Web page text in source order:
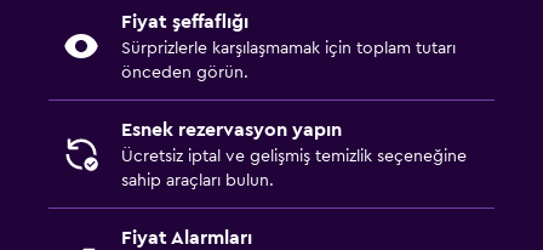
Fiyat şeffaflığı
Sürprizlerle karşılaşmamak için toplam tutarı
önceden görün.
Esnek rezervasyon yapın
Ücretsiz iptal ve gelişmiş temizlik seçeneğine
sahip araçları bulun.
Fiyat Alarmları